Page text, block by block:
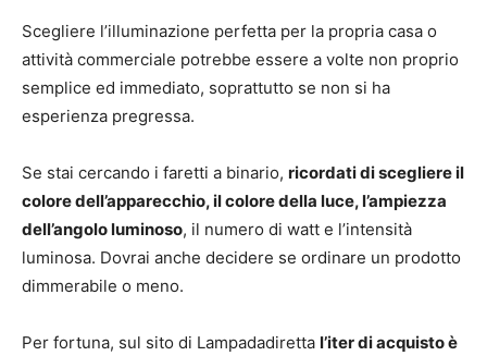
Scegliere l’illuminazione perfetta per la propria casa o
attività commerciale potrebbe essere a volte non proprio
semplice ed immediato, soprattutto se non si ha
esperienza pregressa.
Se stai cercando i faretti a binario, ricordati di scegliere il
colore dell’apparecchio, il colore della luce, l’ampiezza
dell’angolo luminoso, il numero di watt e l’intensità
luminosa. Dovrai anche decidere se ordinare un prodotto
dimmerabile o meno.
Per fortuna, sul sito di Lampadadiretta l’iter di acquisto è